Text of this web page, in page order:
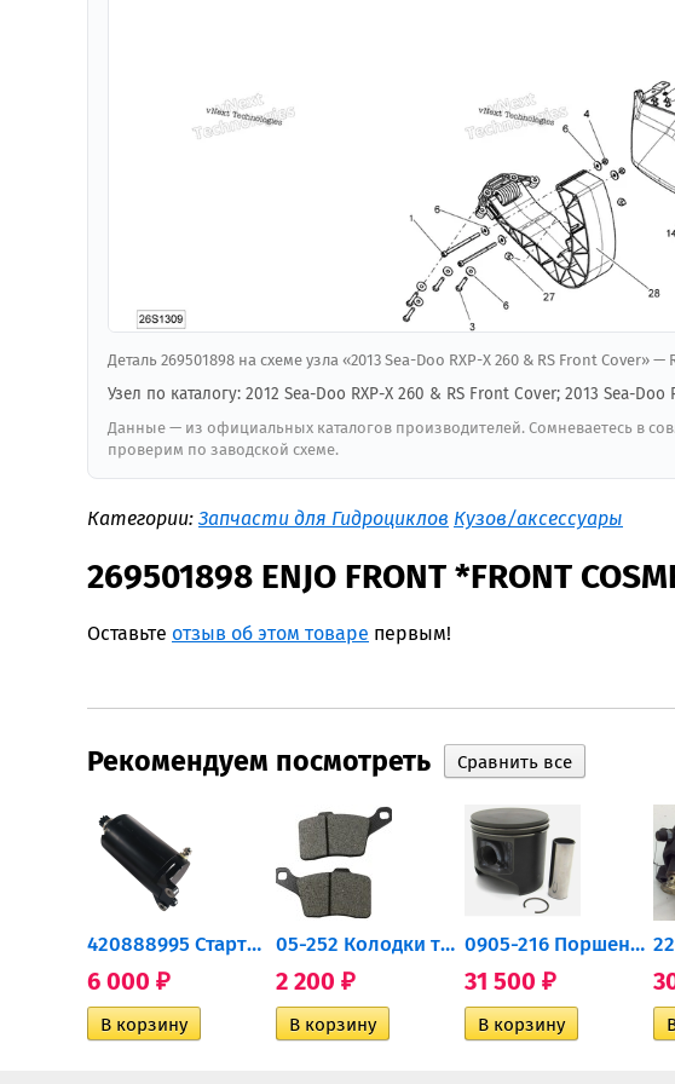
Деталь 269501898 на схеме узла «2013 Sea-Doo RXP-X 260 & RS Front
Узел по каталогу: 2012 Sea-Doo RXP-X 260 & RS Front Cover; 2013 Sea-Doo
Данные — из официальных каталогов производителей. Сомневаетесь в
проверим по заводской схеме.
Категории: Запчасти для Гидроциклов Кузов/аксессуары
269501898 ENJO FRONT *FRONT
Оставьте отзыв об этом товаре первым!
Рекомендуем посмотреть
420888995 Стартер для...
6 000 ₽
05-252 Колодки тормозные...
2 200 ₽
0905-216 Поршень Arctic Cat...
31 500 ₽